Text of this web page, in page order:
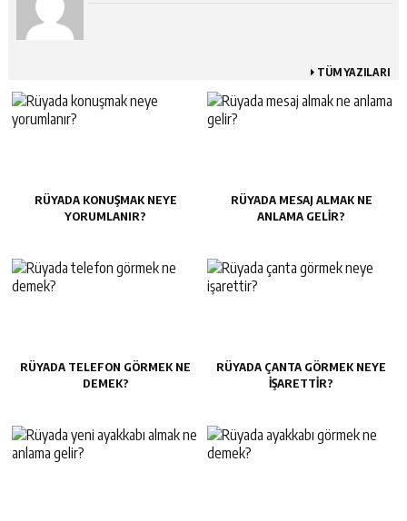
TÜM YAZILARI
RÜYADA KONUŞMAK NEYE
YORUMLANIR?
RÜYADA MESAJ ALMAK NE
ANLAMA GELIR?
RÜYADA TELEFON GÖRMEK NE
DEMEK?
RÜYADA ÇANTA GÖRMEK NEYE
IŞARETTIR?